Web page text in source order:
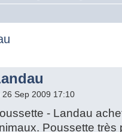
26 Sep 2009 17:10
- Landau
Poussette très